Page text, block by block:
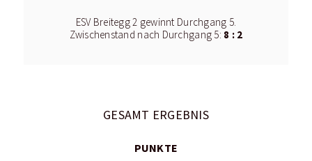
ESV Breitegg 2 gewinnt Durchgang 5.
Zwischenstand nach Durchgang 5: 8 : 2
GESAMT ERGEBNIS
PUNKTE